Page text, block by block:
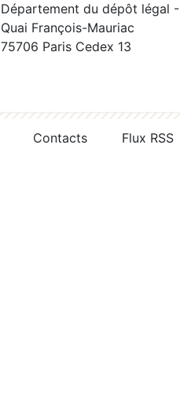
Département du dépôt légal
Quai François-Mauriac
75706 Paris Cedex 13
Contacts Flux RSS